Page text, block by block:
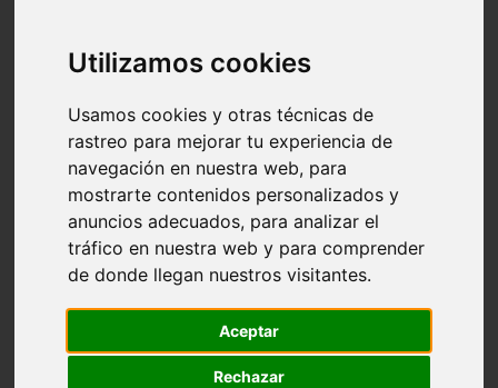
Utilizamos cookies
Usamos cookies y otras técnicas de
rastreo para mejorar tu experiencia de
navegación en nuestra web, para
mostrarte contenidos personalizados y
anuncios adecuados, para analizar el
tráfico en nuestra web y para comprender
de donde llegan nuestros visitantes.
Aceptar
Rechazar
Santa-cruz-de-tenerife - los-llanos-de-aridane
Cantabria - suances
Granada - monachil
Huesca - isábena
Huesca - alquézar
Huesca - castejón-de-sos
Sevilla - marinaleda
Córdoba - almedinilla
Navarra - zangoza
Cantabria - arenas-de-iguña
Barcelona - la-pobla-de-lillet
Las-palmas - yaiza